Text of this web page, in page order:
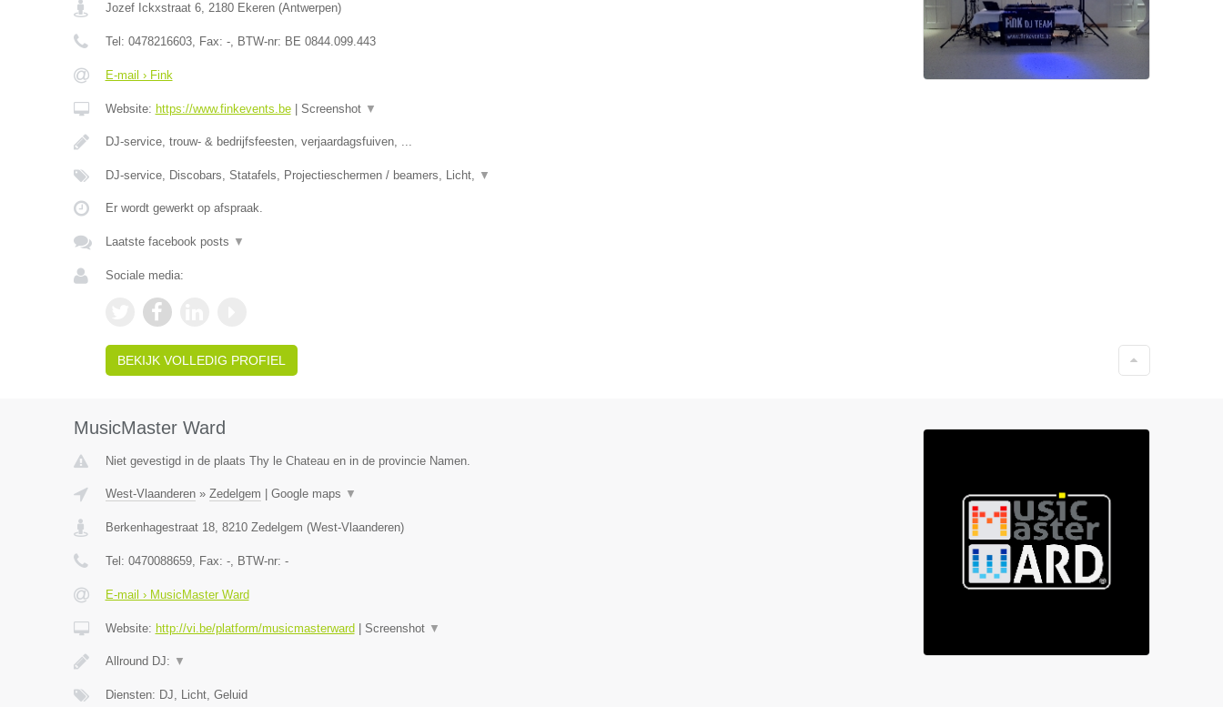
Jozef Ickxstraat 6, 2180 Ekeren(Antwerpen)
Tel: 0478216603, Fax: -, BTW-nr: BE 0844.099.443
E-mail › Fink
Website: https://www.finkevents.be| Screenshot ▼
DJ-service, trouw- & bedrijfsfeesten, verjaardagsfuiven, ...
DJ-service, Discobars, Statafels, Projectieschermen / beamers, Licht, ▼
Er wordt gewerkt op afspraak.
Laatste facebook posts ▼
Sociale media:
BEKIJK VOLLEDIG PROFIEL
MusicMaster Ward
Niet gevestigd in de plaats Thy le Chateau en in de provincie Namen.
West-Vlaanderen» Zedelgem Google maps ▼
Berkenhagestraat 18, 8210 Zedelgem (West-Vlaanderen)
Tel: 0470088659, Fax: -, BTW-nr: -
E-mail › MusicMaster Ward
Website: http://vi.be/platform/musicmasterward Screenshot ▼
Allround DJ: ▼
Diensten: DJ, Licht, Geluid